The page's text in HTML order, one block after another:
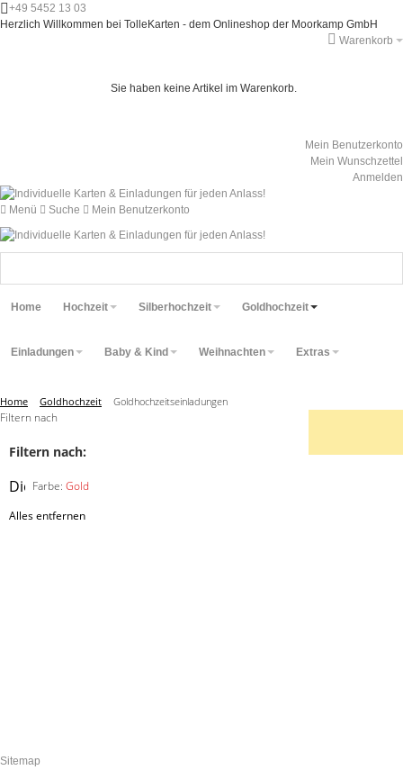
+49 5452 13 03
Herzlich Willkommen bei TolleKarten - dem Onlineshop der Moorkamp GmbH
Warenkorb
Sie haben keine Artikel im Warenkorb.
Mein Benutzerkonto
Mein Wunschzettel
Anmelden
Menü Suche Mein Benutzerkonto
Home Hochzeit Silberhochzeit Goldhochzeit
Einladungen Baby & Kind Weihnachten Extras
Home Goldhochzeit Goldhochzeitseinladungen
Filtern nach
Filtern nach:
Farbe: Gold
Diesen
entfernen
Alles entfernen
Sitemap